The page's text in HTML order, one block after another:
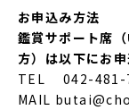
お申込み方法
鑑賞サポート席
方）は以下にお申
TEL 042-481-
MAIL